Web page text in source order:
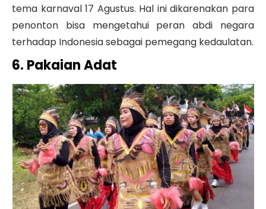
tema karnaval 17 Agustus. Hal ini dikarenakan para
penonton bisa mengetahui peran abdi negara
terhadap Indonesia sebagai pemegang kedaulatan.
6. Pakaian Adat